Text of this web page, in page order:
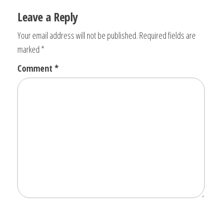
Leave a Reply
Your email address will not be published. Required fields are
marked *
Comment *